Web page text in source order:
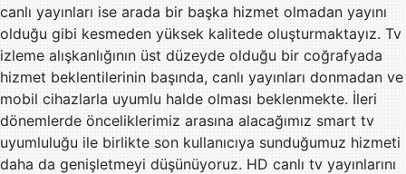
canlı yayınları ise arada bir başka hizmet olmadan yayını
olduğu gibi kesmeden yüksek kalitede oluşturmaktayız. Tv
izleme alışkanlığının üst düzeyde olduğu bir coğrafyada
hizmet beklentilerinin başında, canlı yayınları donmadan ve
mobil cihazlarla uyumlu halde olması beklenmekte. İleri
dönemlerde önceliklerimiz arasına alacağımız smart tv
uyumluluğu ile birlikte son kullanıcıya sunduğumuz hizmeti
daha da genişletmeyi düşünüyoruz. HD canlı tv yayınlarını